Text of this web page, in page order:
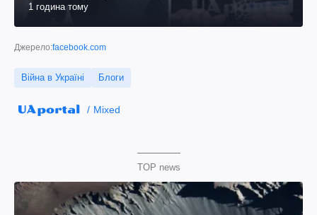
1 година тому
Джерело:facebook.com
Війна в Україні Блоги
Mixed
TOP news